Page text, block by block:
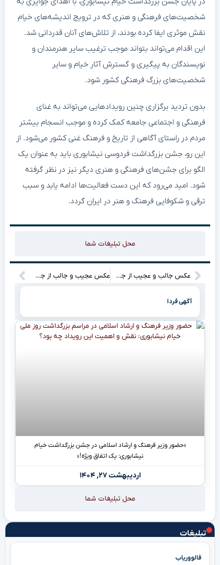
تبلیغات
فالووریاب
شخصیت‌های فرهنگی و هنری که در ترویج اندیشه‌های خیام
نقش موثری ایفا کرده بودند، از تلاش‌های آنان قدردانی شد.
این اقدام می‌تواند بتواند موجب ترغیب سایر هنرمندان و
نویسندگان به پیگیری و گسترش آثار خیام و سایر
شخصیت‌های بزرگ فرهنگی کشور شود.
بدون تردید برگزاری چنین رویدادهایی می‌تواند به غنای
فرهنگی و اجتماعی جامعه کمک کرده و موجب انسجام بیشتر
مردم در راستای آگاهی از تاریخ و فرهنگ غنی کشور می‌شود. از
این رو، جشن بزرگداشت فردوسی نیشابوری باید به عنوان یک
الگو برای جشن‌های فرهنگی و هنری دیگر نیز در نظر گرفته
شود. امید می‌رود که این دست فعالیت‌ها ادامه یابد و سبب
ترقی و شکوفایی فرهنگ و هنر در ایران گردد.
محل تبلیغات شما
عکس جالب و عجیب از جشن قهرمانی تراکتور که همه را شگفت‌زده کرده! عکس عجیب و جالب از جشن قهرمانی تراکتور که هرکسی را شگفت‌زده می‌کند!
آگهی فردا
«حضور وزیر فرهنگ و ارشاد اسلامی در جشن بزرگداشت خیام
نیشابوری: یک اتفاق ویژه!»
اردیبهشت ۲۷, ۱۴۰۴
محل تبلیغات شما